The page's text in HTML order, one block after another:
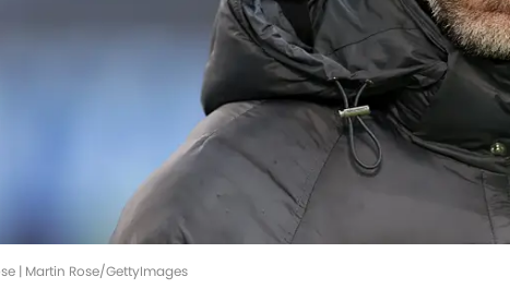
| Martin Rose/GettyImages